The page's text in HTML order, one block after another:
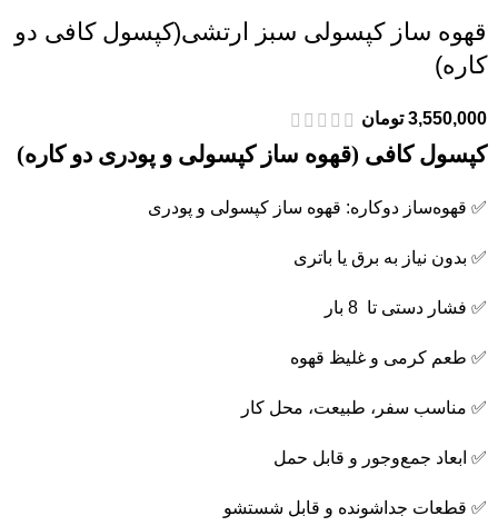
قهوه ساز کپسولی سبز ارتشی(کپسول کافی دو
کاره)
3,550,000 تومان
کپسول کافی (قهوه ساز کپسولی و پودری دو کاره)
✅ قهوه‌ساز دوکاره: قهوه ساز کپسولی و پودری
✅ بدون نیاز به برق یا باتری
✅ فشار دستی تا 8 بار
✅ طعم کرمی و غلیظ قهوه
✅ مناسب سفر، طبیعت، محل کار
✅ ابعاد جمع‌وجور و قابل حمل
✅ قطعات جداشونده و قابل شستشو